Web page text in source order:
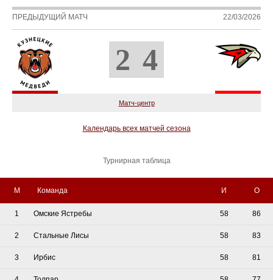
ПРЕДЫДУЩИЙ МАТЧ 22/03/2026
2 4
Матч-центр
Календарь всех матчей сезона
Турнирная таблица
М Команда И О
1 Омские Ястребы 58 86
2 Стальные Лисы 58 83
3 Ирбис 58 81